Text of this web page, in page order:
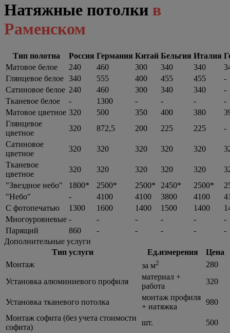
Натяжные потолки в
Раменском
Тип полотна Россия Германия Китай Бельгия Италия
Матовое белое
240 460 300 340 340
Глянцевое белое 340 555 400 455 455
-
Сатиновое белое 240 460 300 340 340
-
Тканевое белое
- 1300 - - -
-
Матовое цветное 320 500 350 400 380
Глянцевое
цветное
320 872,5 200 225 225
-
Сатиновое
цветное
320 320 320 320 320
Тканевое
цветное
320 320 320 320 320
"Звездное небо"
1800* 2500* 2500* 2450* 2500*
"Небо"
- 4100 4100 3800 4100
С фотопечатью
1300 1600 1400 1500 1400
Многоуровневые - - - - -
-
Парящий
860 - - - -
-
Дополнительные услуги
Тип услуги
Ед.измерения
Цена
Монтаж
за м2
280
Установка алюминиевого профиля
материал +
работа
320
Установка тканевого потолка
монтаж профиля
+ натяжка
980
Монтаж софита (без учета стоимости
софита)
шт.
500